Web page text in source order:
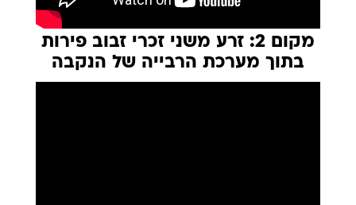
מקום 2: זרע משני זכרי זבוב פירות
בתוך מערכת הרבייה של הנקבה